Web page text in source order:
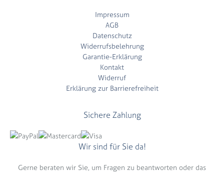
Impressum
AGB
Datenschutz
Widerrufsbelehrung
Garantie-Erklärung
Kontakt
Widerruf
Erklärung zur Barrierefreiheit
Sichere Zahlung
Wir sind für Sie da!
Gerne beraten wir Sie, um Fragen zu beantworten oder das